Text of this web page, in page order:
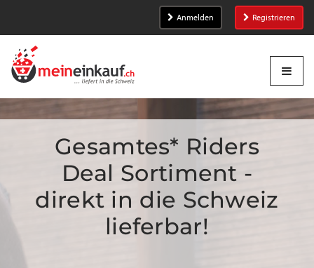
Anmelden Registrieren
Gesamtes* Riders
Deal Sortiment -
direkt in die Schweiz
lieferbar!